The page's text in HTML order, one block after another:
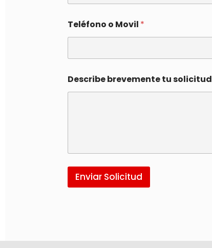
Teléfono o Movil *
Describe brevemente tu solicitud
Enviar Solicitud